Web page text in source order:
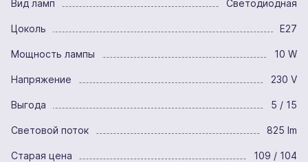
Вид ламп Светодиодная
Цоколь E27
Мощность лампы 10 W
Напряжение 230 V
Выгода 5 / 15
Световой поток 825 lm
Старая цена 109 / 104